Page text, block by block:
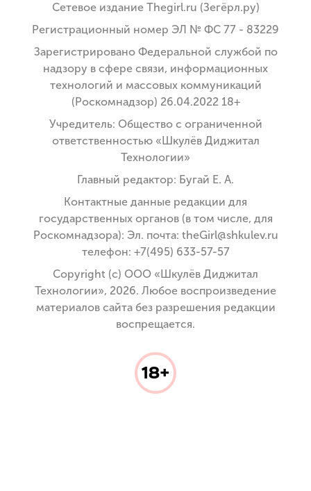
Сетевое издание Thegirl.ru (Зегёрл.ру)
Регистрационный номер ЭЛ № ФС 77 - 83229
Зарегистрировано Федеральной службой по
надзору в сфере связи, информационных
технологий и массовых коммуникаций
(Роскомнадзор) 26.04.2022 18+
Учредитель: Общество с ограниченной
ответственностью «Шкулёв Диджитал
Технологии»
Главный редактор: Бугай Е. А.
Контактные данные редакции для
государственных органов (в том числе, для
Роскомнадзора): Эл. почта: theGirl@shkulev.ru
телефон: +7(495) 633-57-57
Copyright (с) ООО «Шкулёв Диджитал
Технологии», 2026. Любое воспроизведение
материалов сайта без разрешения редакции
воспрещается.
18+